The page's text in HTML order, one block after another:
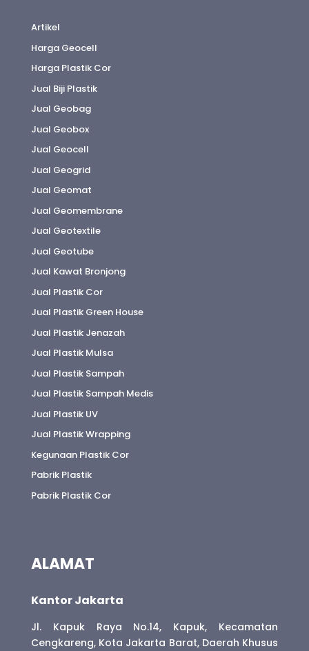
Artikel
Harga Geocell
Harga Plastik Cor
Jual Biji Plastik
Jual Geobag
Jual Geobox
Jual Geocell
Jual Geogrid
Jual Geomat
Jual Geomembrane
Jual Geotextile
Jual Geotube
Jual Kawat Bronjong
Jual Plastik Cor
Jual Plastik Green House
Jual Plastik Jenazah
Jual Plastik Mulsa
Jual Plastik Sampah
Jual Plastik Sampah Medis
Jual Plastik UV
Jual Plastik Wrapping
Kegunaan Plastik Cor
Pabrik Plastik
Pabrik Plastik Cor
ALAMAT
Kantor Jakarta
Jl. Kapuk Raya No.14, Kapuk, Kecamatan
Cengkareng, Kota Jakarta Barat, Daerah Khusus